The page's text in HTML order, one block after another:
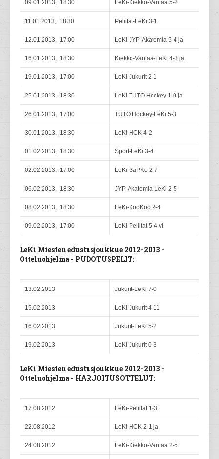
09.01.2013, 18:30 LeKi-Kiekko-Vantaa 5-2
11.01.2013, 18:30 Peliitat-LeKi 3-1
12.01.2013, 17:00 LeKi-JYP-Akatemia 5-4 ja
16.01.2013, 18:30 Kiekko-Vantaa-LeKi 4-3 ja
19.01.2013, 17:00 LeKi-Jukurit 2-1
25.01.2013, 18:30 LeKi-TUTO Hockey 1-0 ja
26.01.2013, 17:00 TUTO Hockey-LeKi 5-3
30.01.2013, 18:30 LeKi-HCK 4-2
01.02.2013, 18:30 Sport-LeKi 3-4
02.02.2013, 17:00 LeKi-SaPKo 2-7
06.02.2013, 18:30 JYP-Akatemia-LeKi 2-5
08.02.2013, 18:30 LeKi-KooKoo 2-4
09.02.2013, 17:00 LeKi-Peliitat 5-4 vl
LeKi Miesten edustusjoukkue 2012-2013 -
Otteluohjelma - PUDOTUSPELIT:
13.02.2013 Jukurit-LeKi 7-0
15.02.2013 LeKi-Jukurit 4-11
16.02.2013 Jukurit-LeKi 5-2
19.02.2013 LeKi-Jukurit 0-3
LeKi Miesten edustusjoukkue 2012-2013 -
Otteluohjelma - HARJOITUSOTTELUT:
17.08.2012 LeKi-Peliitat 1-3
22.08.2012 LeKi-HCK 2-1 ja
24.08.2012 LeKi-Kiekko-Vantaa 2-5